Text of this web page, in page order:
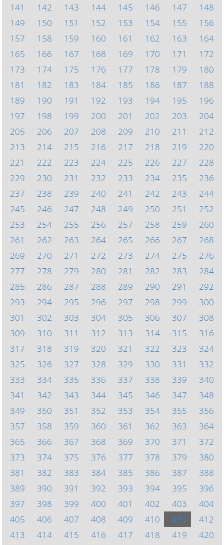
141
142 143 144 145 146 147
148
149
150 151 152 153 154 155
156
157
158 159 160 161 162 163
164
165
166 167 168 169 170 171
172
173
174 175 176 177 178 179
180
181
182 183 184 185 186 187
188
189
190 191 192 193 194 195
196
197
198 199 200 201 202 203
204
205
206 207 208 209 210 211
212
213
214 215 216 217 218 219
220
221
222 223 224 225 226 227
228
229
230 231 232 233 234 235
236
237
238 239 240 241 242 243
244
245
246 247 248 249 250 251
252
253
254 255 256 257 258 259
260
261
262 263 264 265 266 267
268
269
270 271 272 273 274 275
276
277
278 279 280 281 282 283
284
285
286 287 288 289 290 291
292
293
294 295 296 297 298 299
300
301
302 303 304 305 306 307
308
309
310 311 312 313 314 315
316
317
318 319 320 321 322 323
324
325
326 327 328 329 330 331
332
333
334 335 336 337 338 339
340
341
342 343 344 345 346 347
348
349
350 351 352 353 354 355
356
357
358 359 360 361 362 363
364
365
366 367 368 369 370 371
372
373
374 375 376 377 378 379
380
381
382 383 384 385 386 387
388
389
390 391 392 393 394 395
396
397
398 399 400 401 402 403
404
405
406 407 408 409 410 411
412
413
414 415 416 417 418 419
420